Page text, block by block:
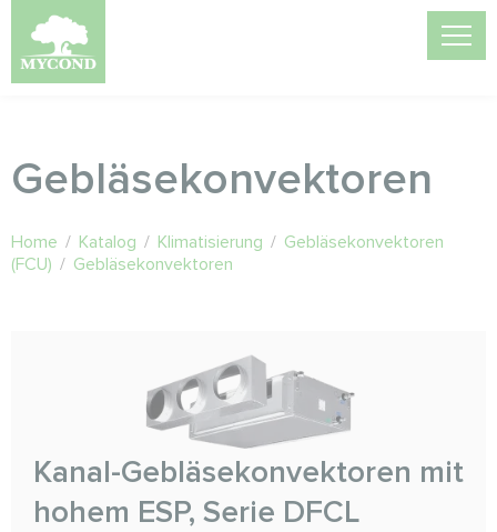
Gebläsekonvektoren
Home / Katalog / Klimatisierung / Gebläsekonvektoren
(FCU) / Gebläsekonvektoren
Kanal-Gebläsekonvektoren mit
hohem ESP, Serie DFCL